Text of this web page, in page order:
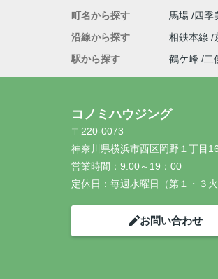
町名から探す
馬場 四季
沿線から探す
相鉄本線
駅から探す
鶴ケ峰 二
コノミハウジング
〒220-0073
神奈川県横浜市西区岡野１丁目
営業時間： 9:00～19：00
定休日： 毎週水曜日（第１・３火
お問い合わせ